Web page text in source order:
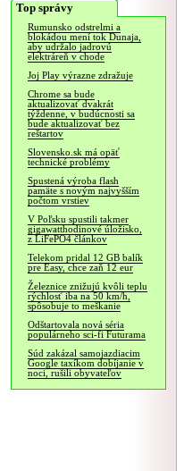
Top správy
Rumunsko odstrelmi a
blokádou mení tok Dunaja,
aby udržalo jadrovú
elektráreň v chode
Joj Play výrazne zdražuje
Chrome sa bude
aktualizovať dvakrát
týždenne, v budúcnosti sa
bude aktualizovať bez
reštartov
Slovensko.sk má opäť
technické problémy
Spustená výroba flash
pamäte s novým najvyšším
počtom vrstiev
V Poľsku spustili takmer
gigawatthodinové úložisko,
z LiFePO4 článkov
Telekom pridal 12 GB balík
pre Easy, chce zaň 12 eur
Železnice znižujú kvôli teplu
rýchlosť iba na 50 km/h,
spôsobuje to meškanie
Odštartovala nová séria
populárneho sci-fi Futurama
Súd zakázal samojazdiacim
Google taxíkom dobíjanie v
noci, rušili obyvateľov